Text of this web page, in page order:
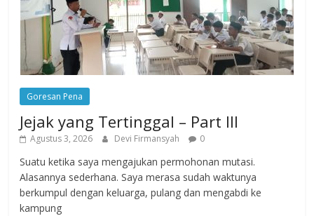
Goresan Pena
Jejak yang Tertinggal – Part III
Agustus 3, 2026 Devi Firmansyah 0
Suatu ketika saya mengajukan permohonan mutasi.
Alasannya sederhana. Saya merasa sudah waktunya
berkumpul dengan keluarga, pulang dan mengabdi ke
kampung